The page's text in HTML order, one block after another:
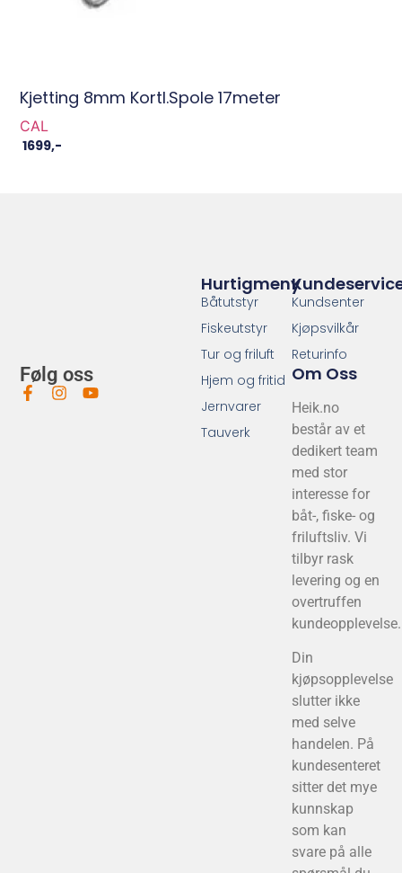
Kjetting 8mm Kortl.spole 17meter
CAL
1699,-
Følg oss
Kundsenter
Kjøpsvilkår
Returinfo
Om Oss
Heik.no
består av et
dedikert team
med stor
interesse for
båt-, fiske- og
friluftsliv. Vi
tilbyr rask
levering og en
overtruffen
kundeopplevelse.
Din
kjøpsopplevelse
slutter ikke
med selve
handelen. På
kundesenteret
sitter det mye
kunnskap
som kan
svare på alle
Hurtigmeny
Båtutstyr
Fiskeutstyr
Tur og friluft
Hjem og fritid
Jernvarer
Tauverk